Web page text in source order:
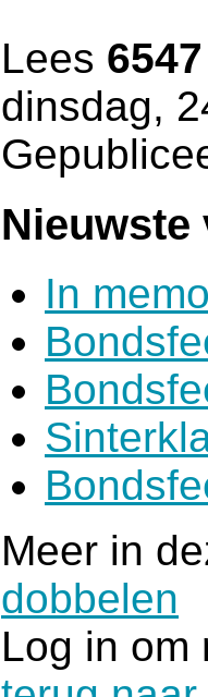
Lees 6547
dinsdag,
Nieuwste
In
Meer in
dobbelen
Log in om